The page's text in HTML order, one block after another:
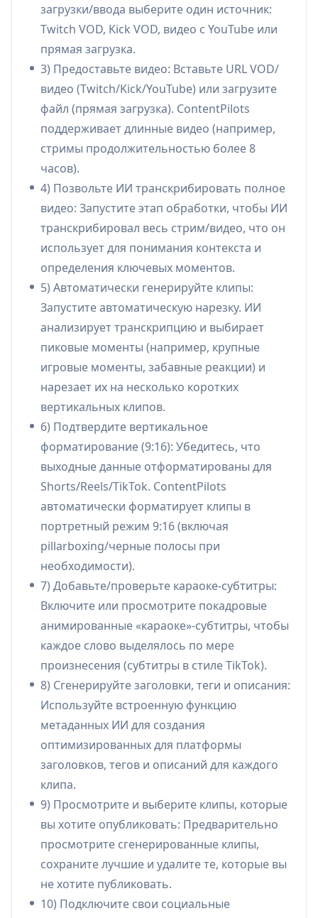
(Twitch/Kick/YouTube):Обрабатывает
полные трансляции (включая VOD
продолжительностью более 8 часов),
транскрибирует их и автоматически
выбирает пиковые моменты (реакции,
крупные игровые моменты, забавные
клипы), чтобы превратить их в короткие
хайлайты.
Транскрипция ИИ + обнаружение
хайлайтов:Анализирует всё видео с
помощью транскрипции для выявления
наиболее привлекательных сегментов,
сокращая ручную прокрутку и поиск клипов.
Вертикальное форматирование 9:16 для
Shorts/Reels/TikTok:Автоматически
выводит клипы, готовые к портретной
ориентации (с полями/соотношением
сторон телефона), предназначенные для
коротких платформ.
Субтитры в стиле караоке (слово за
словом):Генерирует анимированные,
синхронизированные по словам субтитры (в
стиле TikTok) для улучшения удержания и
доступности.
Генерация метаданных ИИ:Пишет
заголовки, теги и описания для каждого
клипа (отмечено как сгенерированное
Claude AI) и адаптирует метаданные под
нужды платформы.
Многоплатформенное планирование +
календарь контента:Подключает
социальные платформы и планирует/
публикует клипы в одном рабочем процессе,
с видом календаря для планирования и
отслеживания публикаций.
Варианты использования ContentPilots
Стримеры и игровые создатели контента:
Превращайте длинные трансляции
Shorts/Reels/TikToks, автоматически
извлекая крупные игровые моменты,
интервью: Преобразуйте длинные интервью
в несколько вертикальных клипов с
загрузки/ввода выберите один источник:
Twitch VOD, Kick VOD, видео с YouTube или
прямая загрузка.
3) Предоставьте видео: Вставьте URL VOD/
видео (Twitch/Kick/YouTube) или загрузите
файл (прямая загрузка). ContentPilots
поддерживает длинные видео (например,
стримы продолжительностью более 8
часов).
4) Позвольте ИИ транскрибировать полное
видео: Запустите этап обработки, чтобы ИИ
транскрибировал весь стрим/видео, что он
использует для понимания контекста и
определения ключевых моментов.
5) Автоматически генерируйте клипы:
Запустите автоматическую нарезку. ИИ
анализирует транскрипцию и выбирает
пиковые моменты (например, крупные
игровые моменты, забавные реакции) и
нарезает их на несколько коротких
вертикальных клипов.
6) Подтвердите вертикальное
форматирование (9:16): Убедитесь, что
выходные данные отформатированы для
Shorts/Reels/TikTok. ContentPilots
автоматически форматирует клипы в
портретный режим 9:16 (включая
pillarboxing/черные полосы при
необходимости).
7) Добавьте/проверьте караоке-субтитры:
Включите или просмотрите покадровые
анимированные «караоке»-субтитры, чтобы
каждое слово выделялось по мере
произнесения (субтитры в стиле TikTok).
8) Сгенерируйте заголовки, теги и описания:
Используйте встроенную функцию
метаданных ИИ для создания
оптимизированных для платформы
заголовков, тегов и описаний для каждого
клипа.
9) Просмотрите и выберите клипы, которые
вы хотите опубликовать: Предварительно
просмотрите сгенерированные клипы,
сохраните лучшие и удалите те, которые вы
не хотите публиковать.
10) Подключите свои социальные